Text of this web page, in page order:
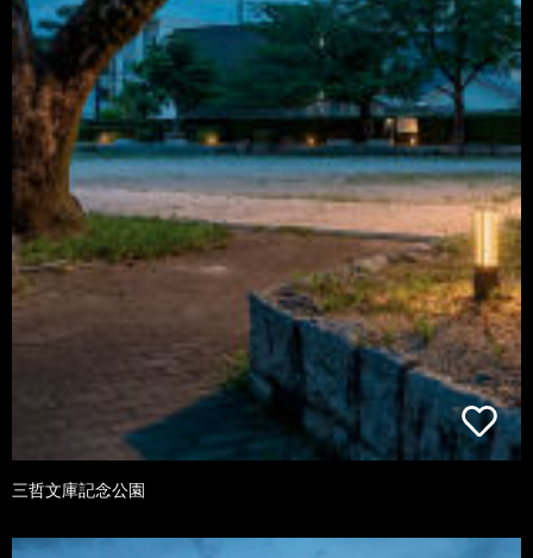
三哲文庫記念公園